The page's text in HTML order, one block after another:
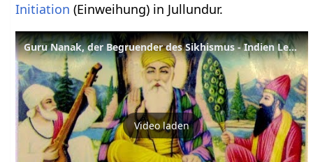
Initiation (Einweihung) in Jullundur.
Guru Nanak, der Begruender des Sikhismus - Indien Lexikon
Video laden